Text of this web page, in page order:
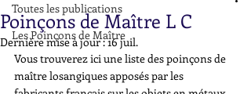
Toutes les publications
Les Poinçons de Maître
Poinçons de Maître L C
Dernière mise à jour :16 juil.
Vous trouverez ici une liste des poinçons de
maître losangiques apposés par les